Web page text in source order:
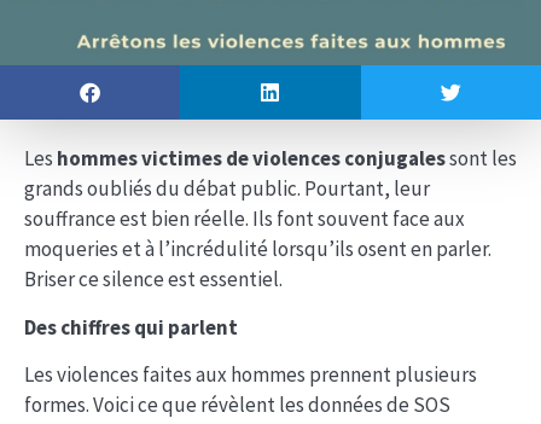
Les hommes victimes de violences conjugalessont les
grands oubliés du débat public. Pourtant, leur
souffrance est bien réelle. Ils font souvent face aux
moqueries et à l’incrédulité lorsqu’ils osent en parler.
Briser ce silence est essentiel.
Des chiffres qui parlent
Les violences faites aux hommes prennent plusieurs
formes. Voici ce que révèlent les données de SOS